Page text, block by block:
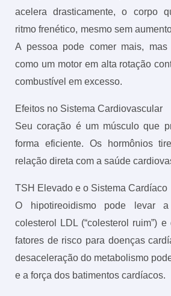
acelera drasticamente, o corpo
ritmo frenético, mesmo sem
A pessoa pode comer mais,
como um motor em alta rotação
combustível em excesso.
Efeitos no Sistema Cardiovascular
Seu coração é um músculo que
forma eficiente. Os hormônios
relação direta com a saúde
TSH Elevado e o Sistema Cardíaco
O hipotireoidismo pode levar
colesterol LDL (“colesterol ruim”)
fatores de risco para doenças
desaceleração do metabolismo
e a força dos batimentos cardíacos.